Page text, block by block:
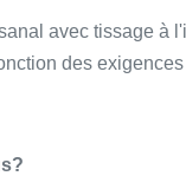
avec tissage à
des